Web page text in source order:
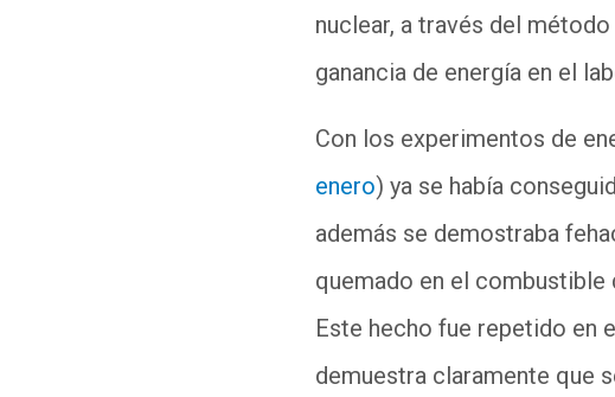
nuclear, a través del
ganancia de energía en el
Con los experimentos de
enero) ya se había
además se demostraba
quemado en el combustible
Este hecho fue repetido en
demuestra claramente que